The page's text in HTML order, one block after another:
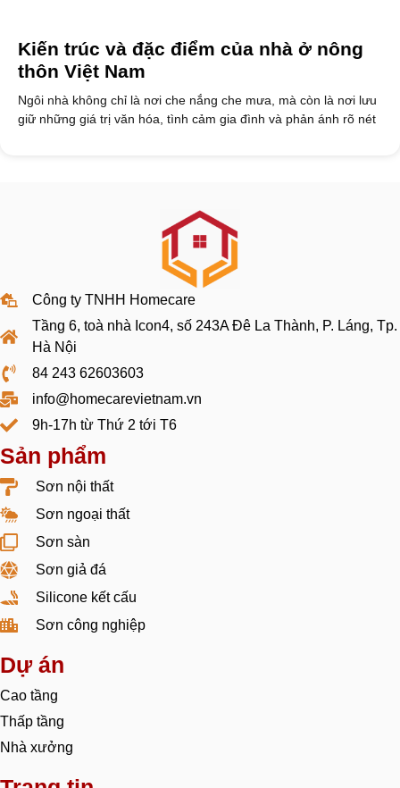
Kiến trúc và đặc điểm của nhà ở nông
thôn Việt Nam
Ngôi nhà không chỉ là nơi che nắng che mưa, mà còn là nơi lưu
giữ những giá trị văn hóa, tình cảm gia đình và phản ánh rõ nét
Công ty TNHH Homecare
Tầng 6, toà nhà Icon4, số 243A Đê La Thành, P. Láng, Tp.
Hà Nội
84 243 62603603
info@homecarevietnam.vn
9h-17h từ Thứ 2 tới T6
Sản phẩm
Sơn nội thất
Sơn ngoại thất
Sơn sàn
Sơn giả đá
Silicone kết cấu
Sơn công nghiệp
Dự án
Cao tầng
Thấp tầng
Nhà xưởng